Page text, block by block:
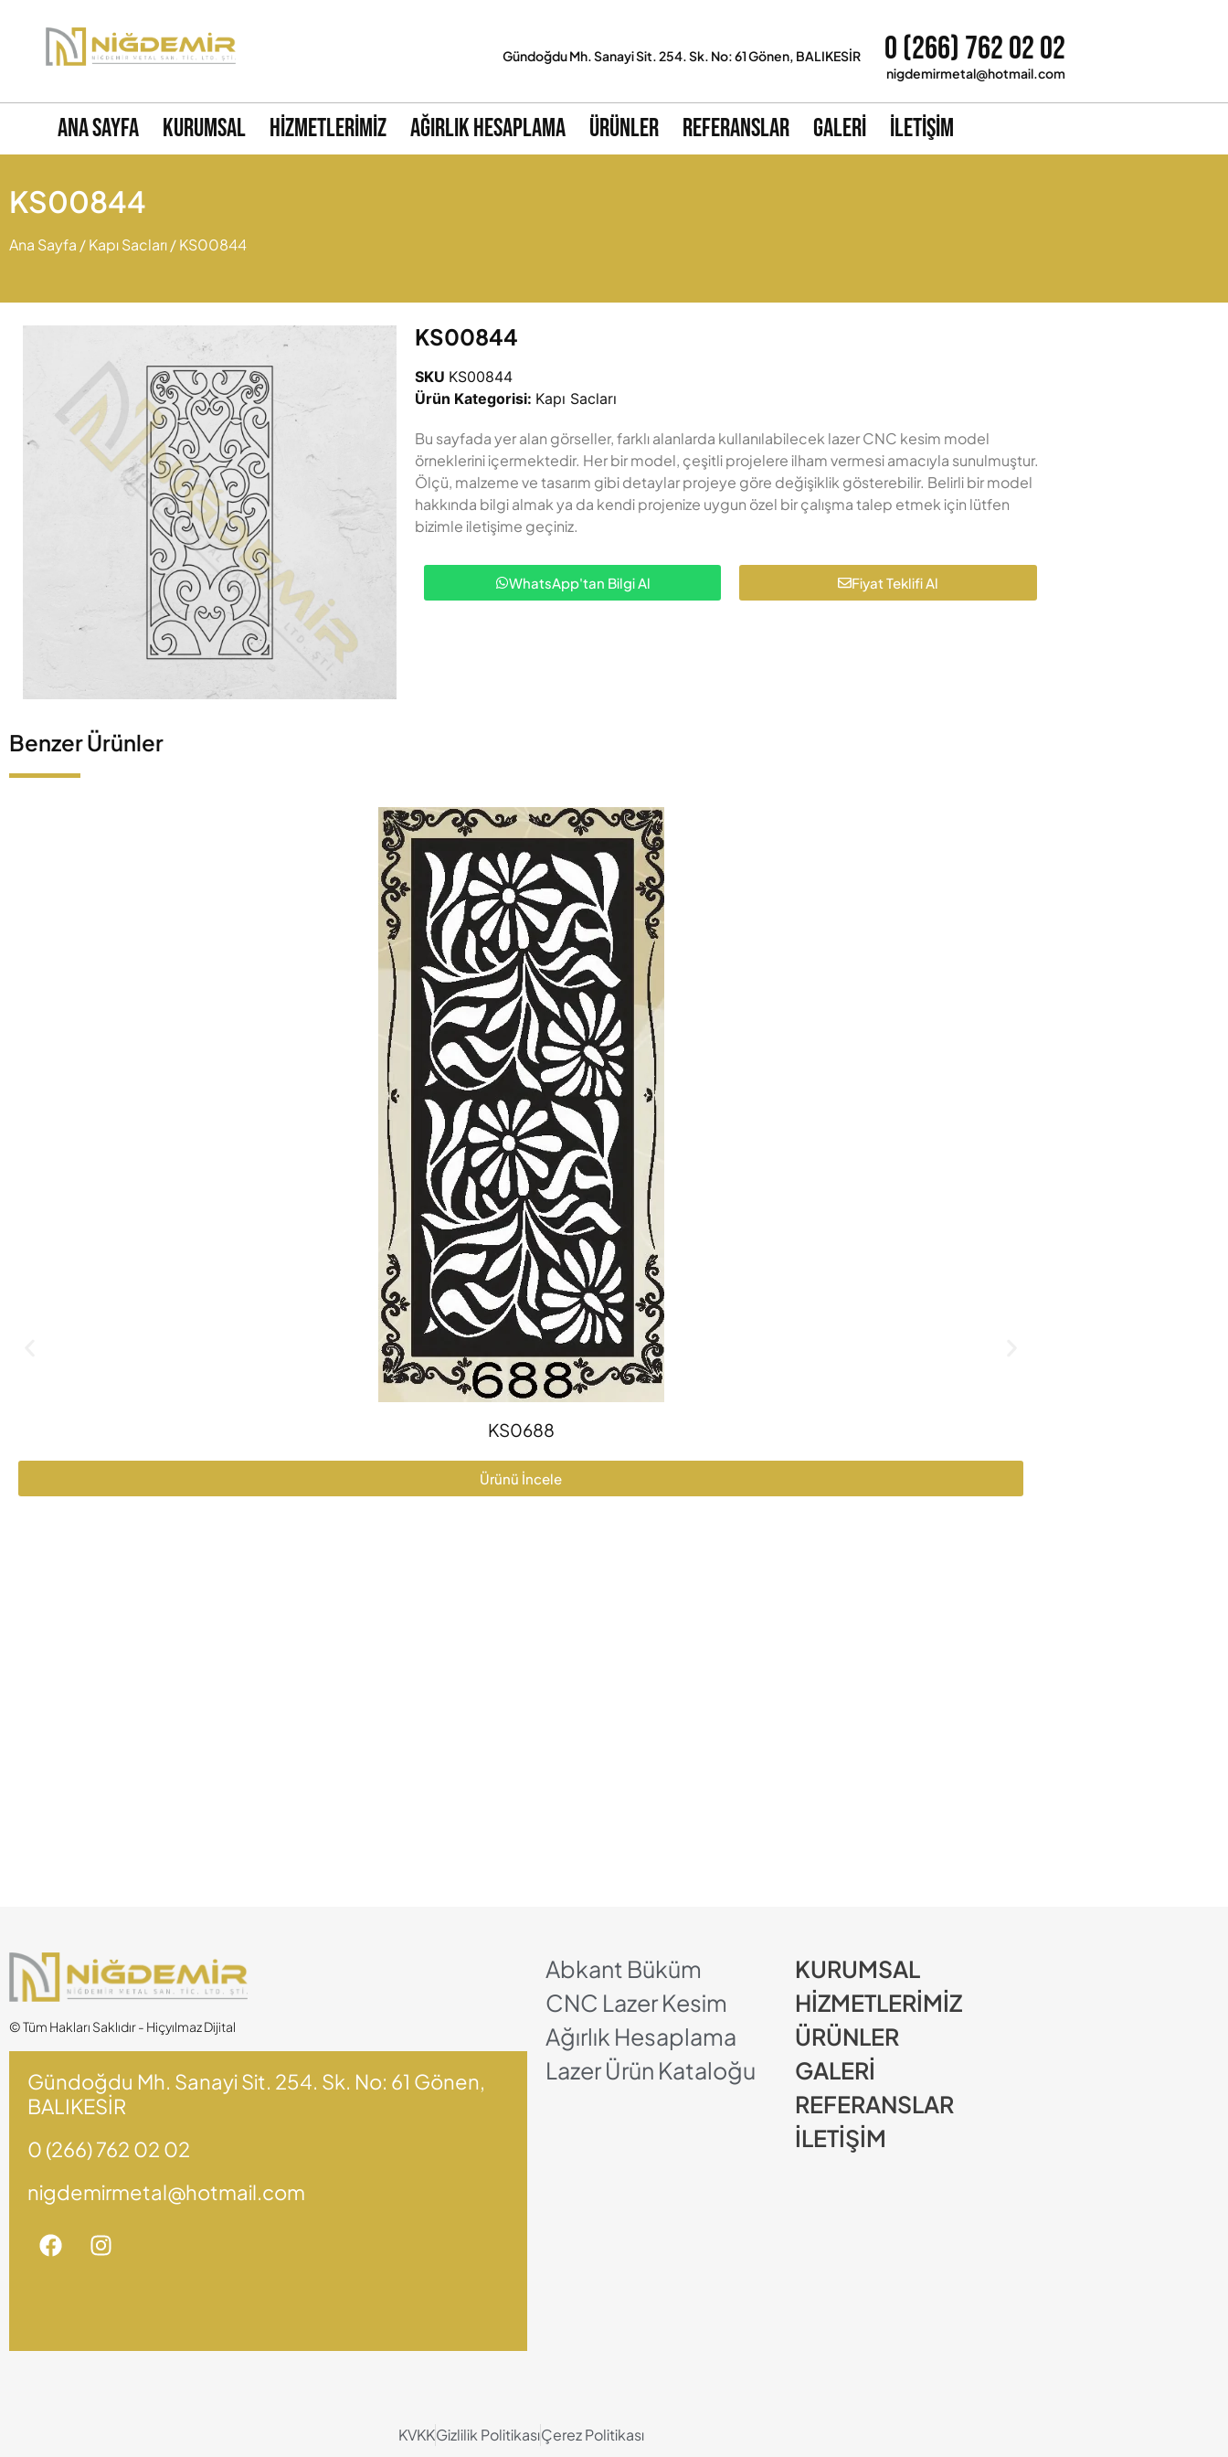
Gündoğdu Mh. Sanayi Sit. 254. Sk. No: 61 Gönen, BALIKESİR 0 (266) 762 02 02
nigdemirmetal@hotmail.com
Ana Sayfa Kurumsal Hizmetlerimiz Ağırlık Hesaplama Ürünler Referanslar Galeri İletişim
KS00844
Ana Sayfa /Kapı Sacları/ KS00844
KS00844
SKU KS00844
Ürün Kategorisi: Kapı Sacları
Bu sayfada yer alan görseller, farklı alanlarda kullanılabilecek lazer CNC kesim model
örneklerini içermektedir. Her bir model, çeşitli projelere ilham vermesi amacıyla sunulmuştur.
Ölçü, malzeme ve tasarım gibi detaylar projeye göre değişiklik gösterebilir. Belirli bir model
hakkında bilgi almak ya da kendi projenize uygun özel bir çalışma talep etmek için lütfen
bizimle iletişime geçiniz.
WhatsApp'tan Bilgi Al Fiyat Teklifi Al
Benzer Ürünler
KS0688
Ürünü İncele
© Tüm Hakları Saklıdır - Hiçyılmaz Dijital
Gündoğdu Mh. Sanayi Sit. 254. Sk. No: 61 Gönen,
BALIKESİR
0 (266) 762 02 02
nigdemirmetal@hotmail.com
Abkant Büküm
CNC Lazer Kesim
Ağırlık Hesaplama
Lazer Ürün Kataloğu
KURUMSAL
HİZMETLERİMİZ
ÜRÜNLER
GALERİ
REFERANSLAR
İLETİŞİM
KVKKGizlilik PolitikasıÇerez Politikası